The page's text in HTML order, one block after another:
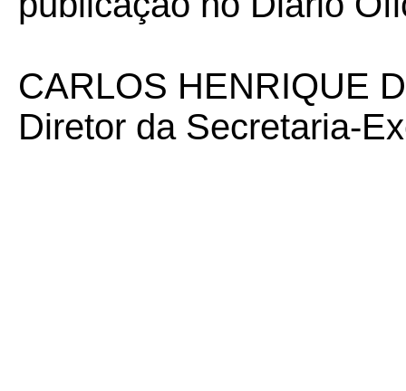
CARLOS HENRIQUE
Diretor da Secretaria-